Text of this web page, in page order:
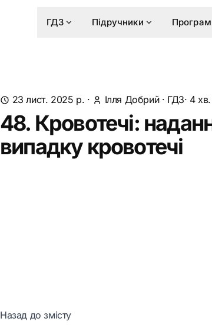
ГДЗ Підручники
23 лист. 2025 р. · Ілля Добрий· ГДЗ· 4
48. Кровотечі:
випадку кровотечі
Назад до змісту